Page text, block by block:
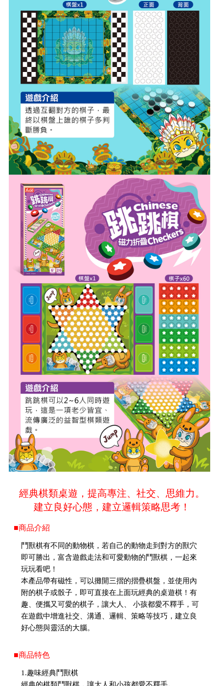
經典棋類桌遊，提高專注、社交、思維力。
建立良好心態，建立邏輯策略思考！
■商品介紹
鬥獸棋有不同的動物棋，若自己的動物走到對方的獸穴
即可勝出，富含遊戲走法和可愛動物的鬥獸棋，一起來
玩玩看吧！
本產品帶有磁性，可以攤開三摺的摺疊棋盤，並使用內
附的棋子或骰子，即可直接在上面玩經典的桌遊棋！有
趣、便攜又可愛的棋子，讓大人、 小孩都愛不釋手，可
在遊戲中增進社交、溝通、邏輯、策略等技巧，建立良
好心態與靈活的大腦。
■商品特色
1.趣味經典鬥獸棋
經典的棋類鬥獸棋，讓大人和小孩都愛不釋手。